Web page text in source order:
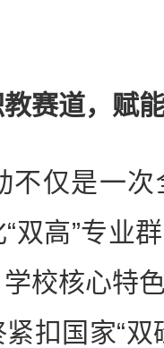
赛道，赋
仅是一次
双高”专业
学校核心
扣国家“双